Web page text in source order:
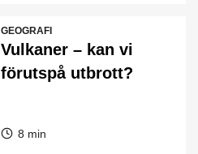
GEOGRAFI
Vulkaner – kan vi
förutspå utbrott?
8 min